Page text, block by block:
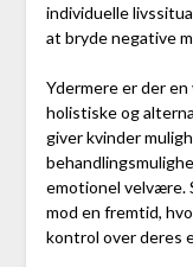
individuelle
at bryde negative
Ydermere er der
holistiske og
giver kvinder
emotionel velvære.
mod en fremtid,
kontrol over deres